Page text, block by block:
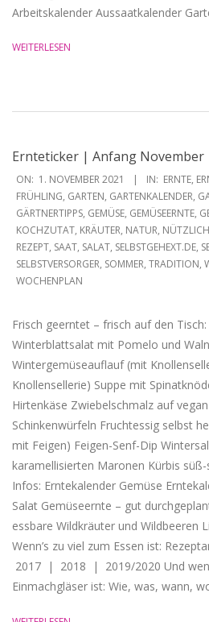
Arbeitskalender Aussaatkalender
WEITERLESEN
Ernteticker | Anfang November
2021-
11-
01
ON: 1. NOVEMBER 2021 IN: ERNTE,
FRÜHLING, GARTEN, GARTENKALENDER,
GÄRTNERTIPPS, GEMÜSE, GEMÜSEERNTE,
KOCHZUTAT, KRÄUTER, NATUR,
REZEPT, SAAT, SALAT, SELBSTGEHEXT.DE,
SELBSTVERSORGER, SOMMER, TRADITION,
WOCHENPLAN
Frisch geerntet – frisch auf den
Winterblattsalat mit Pomelo und
Wintergemüseauflauf (mit
Knollensellerie) Suppe mit
Hirtenkäse Zwiebelschmalz auf
Schinkenwürfeln Fruchtessig selbst
mit Feigen) Feigen-Senf-Dip
karamellisierten Maronen Kürbis
Infos: Erntekalender Gemüse
Salat Gemüseernte – gut
essbare Wildkräuter und Wildbeeren
Wenn’s zu viel zum Essen ist:
2017 | 2018 | 2019/2020 Und
Einmachgläser ist: Wie, was, wann,